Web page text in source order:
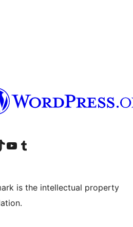
de Instagram
de LinkedIn
cuenta de TikTok
Visitá nuestro canal de YouTube
Visitá nuestra cuenta de Tumblr
is the intellectual property